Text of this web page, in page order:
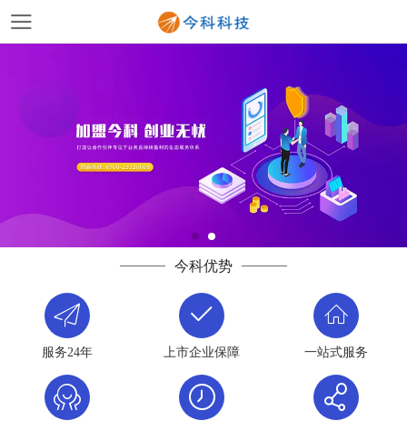
今科优势
服务24年 上市企业保障 一站式服务